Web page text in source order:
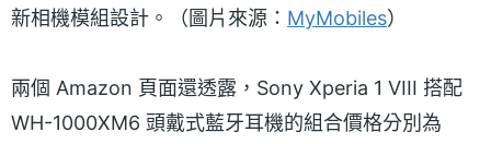
新相機模組設計。（圖片來源： MyMobiles）
兩個 Amazon 頁面還透露，Sony Xperia 1 VIII 搭配
WH-1000XM6 頭戴式藍牙耳機的組合價格分別為